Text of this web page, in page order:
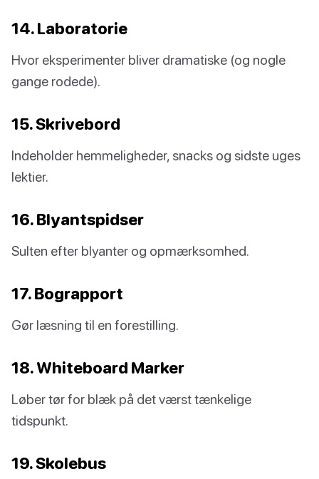
14. Laboratorie
Hvor eksperimenter bliver dramatiske (og nogle
gange rodede).
15. Skrivebord
Indeholder hemmeligheder, snacks og sidste uges
lektier.
16. Blyantspidser
Sulten efter blyanter og opmærksomhed.
17. Bograpport
Gør læsning til en forestilling.
18. Whiteboard Marker
Løber tør for blæk på det værst tænkelige
tidspunkt.
19. Skolebus